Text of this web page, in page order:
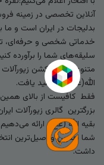
آنلاین تخصصی در زمینه
بدلیجات در ایران است و ما
خدماتی شخصی و حرفه‌ای،
سلیقه‌های شما را برآورده
متنوع‌ترین کالکشن
الله(عج) خواهید یافت.
فقط کافیست از بالای
بزرگترین گالری زیورآلات
بقیه الله (عج) ارائه
شما بهترین و اصیل‌ترین
داشت.